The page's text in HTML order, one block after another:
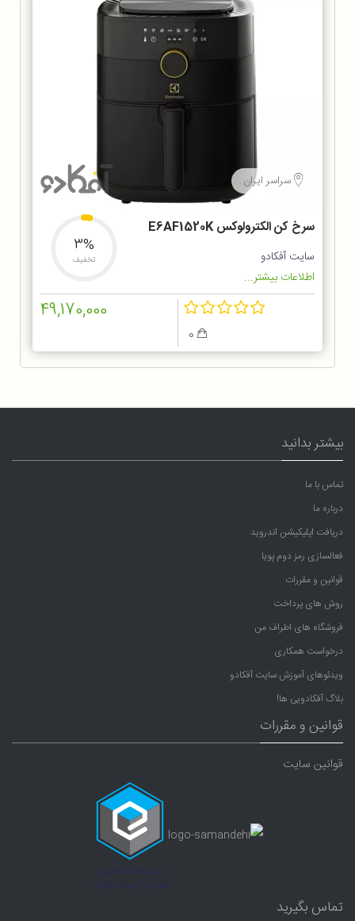
سراسر ایران
سرخ کن الکترولوکس E6AF1520K
سایت آفکادو
اطلاعات بیشتر...
3%
تخفیف
49,170,000
بیشتر بدانید
تماس با ما
درباره ما
دریافت اپلیکیشن اندروید
فعالسازی رمز دوم پویا
قوانین و مقررات
روش های پرداخت
فروشگاه های اطراف من
درخواست همکاری
ویدئوهای آموزش سایت آفکادو
بلاگ آفکادویی ها!
قوانین و مقررات
قوانین سایت
تماس بگیرید